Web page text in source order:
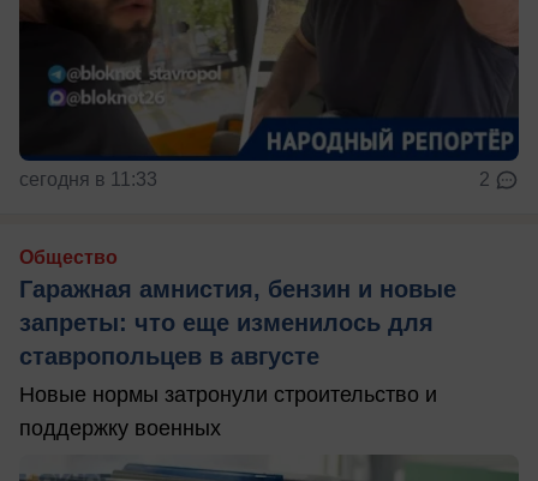
сегодня в 11:33 2
Общество
Гаражная амнистия, бензин и новые
запреты: что еще изменилось для
ставропольцев в августе
Новые нормы затронули строительство и
поддержку военных